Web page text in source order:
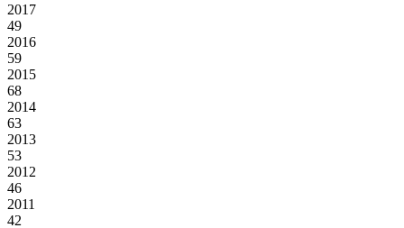
2017
49
2016
59
2015
68
2014
63
2013
53
2012
46
2011
42